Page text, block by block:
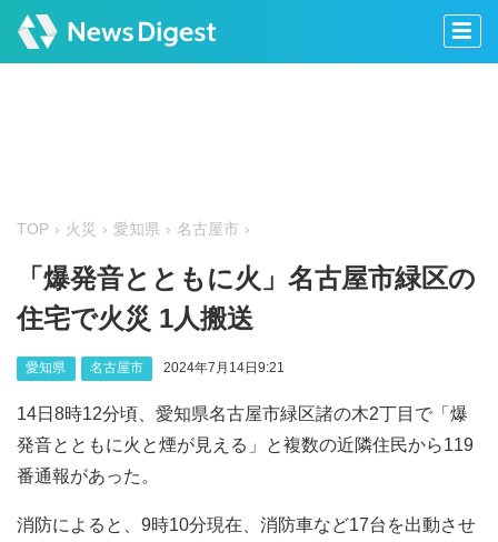
TOP 火災 愛知県 名古屋市
「爆発音とともに火」名古屋市緑区の
住宅で火災 1人搬送
愛知県 名古屋市 2024年7月14日9:21
14日8時12分頃、愛知県名古屋市緑区諸の木2丁目で「爆
発音とともに火と煙が見える」と複数の近隣住民から119
番通報があった。
消防によると、9時10分現在、消防車など17台を出動させ